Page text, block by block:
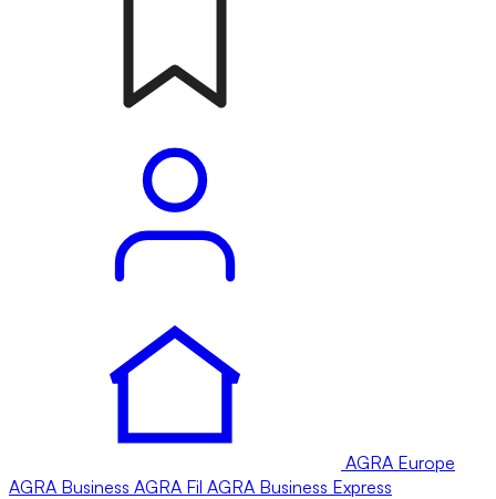
AGRA Europe
AGRA Business AGRA Fil AGRA Business Express